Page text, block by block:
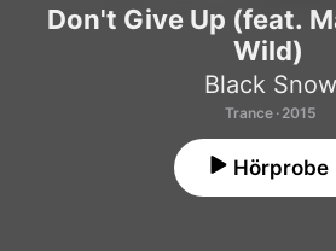
Don't Give Up (feat.
Wild)
Black Snow
Trance · 2015
Hörprobe